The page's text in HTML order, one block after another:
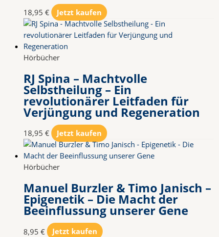
18,95 € Jetzt kaufen
Hörbücher
RJ Spina – Machtvolle
Selbstheilung – Ein
revolutionärer Leitfaden für
Verjüngung und Regeneration
18,95 € Jetzt kaufen
Hörbücher
Manuel Burzler & Timo Janisch –
Epigenetik – Die Macht der
Beeinflussung unserer Gene
8,95 € Jetzt kaufen